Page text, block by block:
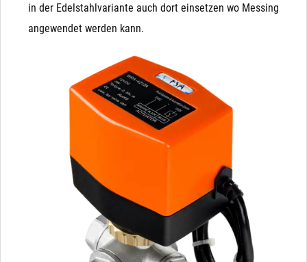
in der Edelstahlvariante auch dort einsetzen wo Messing
angewendet werden kann.